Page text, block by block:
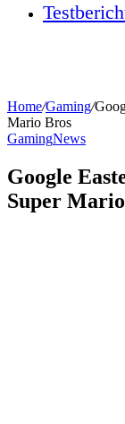
Home/Gaming/
Mario Bros
GamingNews
Google
Super